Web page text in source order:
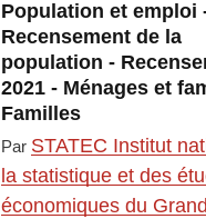
Population et emploi
Recensement de la
population -
2021 - Ménages et
Familles
Par STATEC Institut
la statistique et des
économiques du